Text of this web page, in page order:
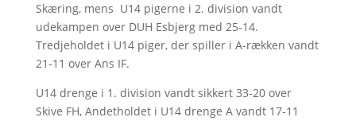
Skæring, mens U14 pigerne i 2. division vandt
udekampen over DUH Esbjerg med 25-14.
Tredjeholdet i U14 piger, der spiller i A-rækken vandt
21-11 over Ans IF.
U14 drenge i 1. division vandt sikkert 33-20 over
Skive FH, Andetholdet i U14 drenge A vandt 17-11